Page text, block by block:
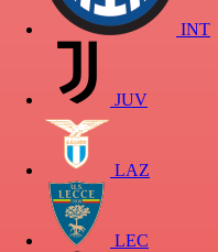
INT
JUV
LAZ
LEC